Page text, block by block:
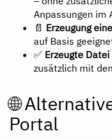
Anpassungen im
📄 Erzeugung
auf Basis
✅ Erzeugte
zusätzlich mit
🌐
Portal